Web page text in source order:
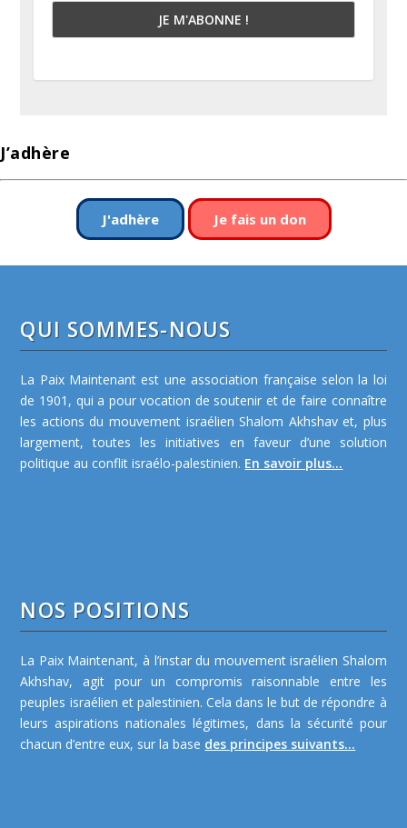
J’adhère
J'adhère Je fais un don
QUI SOMMES-NOUS
La Paix Maintenant est une association française selon la loi
de 1901, qui a pour vocation de soutenir et de faire connaître
les actions du mouvement israélien Shalom Akhshav et, plus
largement, toutes les initiatives en faveur d’une solution
politique au conflit israélo-palestinien. En savoir plus...
NOS POSITIONS
La Paix Maintenant, à l’instar du mouvement israélien Shalom
Akhshav, agit pour un compromis raisonnable entre les
peuples israélien et palestinien. Cela dans le but de répondre à
leurs aspirations nationales légitimes, dans la sécurité pour
chacun d’entre eux, sur la base des principes suivants...